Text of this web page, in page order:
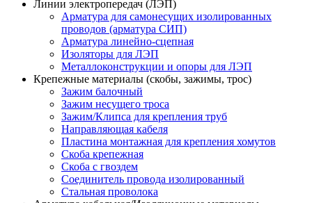
Линии электропередач (ЛЭП)
Арматура для самонесущих изолированных
проводов (арматура СИП)
Арматура линейно-сцепная
Изоляторы для ЛЭП
Металлоконструкции и опоры для ЛЭП
Крепежные материалы (скобы, зажимы, трос)
Зажим балочный
Зажим несущего троса
Зажим/Клипса для крепления труб
Направляющая кабеля
Пластина монтажная для крепления хомутов
Скоба крепежная
Скоба с гвоздем
Соединитель провода изолированный
Стальная проволока